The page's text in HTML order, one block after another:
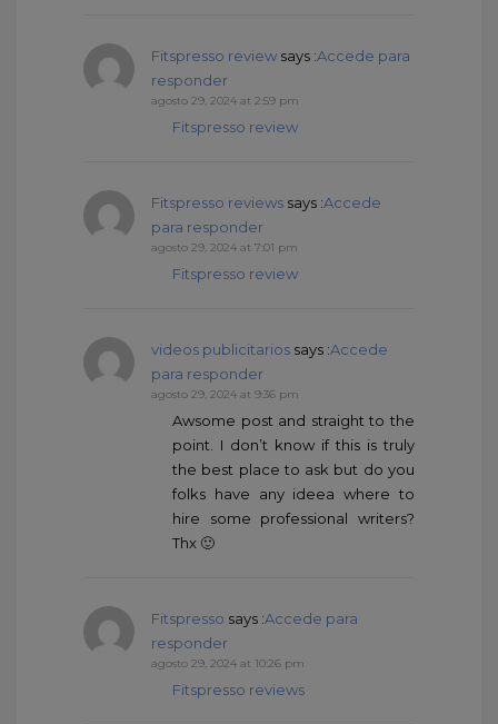
Fitspresso review says :Accede para
responder
agosto 29, 2024 at 2:59 pm
Fitspresso review
Fitspresso reviews says :Accede
para responder
agosto 29, 2024 at 7:01 pm
Fitspresso review
videos publicitarios says :Accede
para responder
agosto 29, 2024 at 9:36 pm
Awsome post and straight to the
point. I don’t know if this is truly
the best place to ask but do you
folks have any ideea where to
hire some professional writers?
Thx 🙂
Fitspresso says :Accede para
responder
agosto 29, 2024 at 10:26 pm
Fitspresso reviews